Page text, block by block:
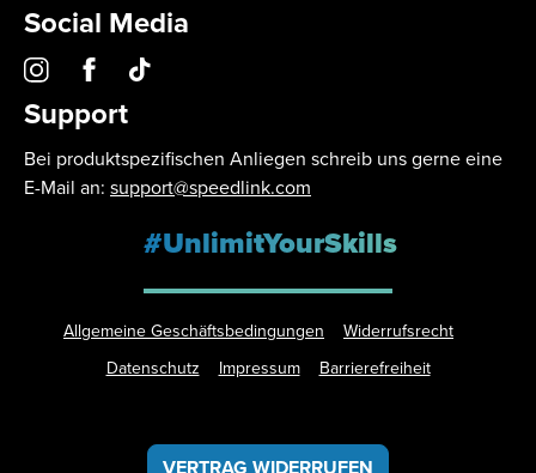
Social Media
Support
Bei produktspezifischen Anliegen schreib uns gerne eine
E-Mail an: support@speedlink.com
#UnlimitYourSkills
Allgemeine Geschäftsbedingungen
Widerrufsrecht
Datenschutz
Impressum Barrierefreiheit